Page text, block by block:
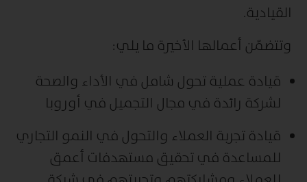
القيادية.
وتتضمّن أعمالها الأخيرة ما يلي:
قيادة عملية تحول شامل في الأداء والصحة
لشركة رائدة في مجال التجميل في أوروبا
قيادة تجربة العملاء والتحول في النمو التجاري
للمساعدة في تحقيق مستهدفات أعمق